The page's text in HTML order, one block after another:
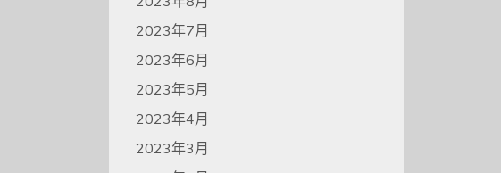
2023年7月
2023年6月
2023年5月
2023年4月
2023年3月